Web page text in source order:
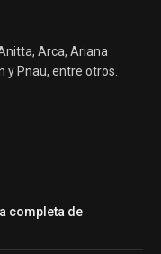
Arca, Ariana
y Pnau, entre otros.
completa de